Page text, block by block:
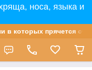
носа, языка и
в которых прячется